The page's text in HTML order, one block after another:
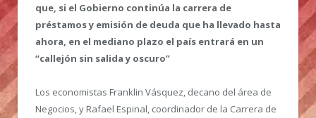
que, si el Gobierno continúa la carrera de
préstamos y emisión de deuda que ha llevado hasta
ahora, en el mediano plazo el país entrará en un
“callejón sin salida y oscuro”
Los economistas Franklin Vásquez, decano del área de
Negocios, y Rafael Espinal, coordinador de la Carrera de